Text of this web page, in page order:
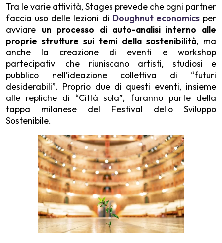
Tra le varie attività, Stages prevede che ogni partner
faccia uso delle lezioni di Doughnut economicsper
avviare un processo di auto-analisi interno alle
proprie strutture sui temi della sostenibilità, ma
anche la creazione di eventi e workshop
partecipativi che riuniscano artisti, studiosi e
pubblico nell’ideazione collettiva di “futuri
desiderabili”. Proprio due di questi eventi, insieme
alle repliche di “Città sola”, faranno parte della
tappa milanese del Festival dello Sviluppo
Sostenibile.